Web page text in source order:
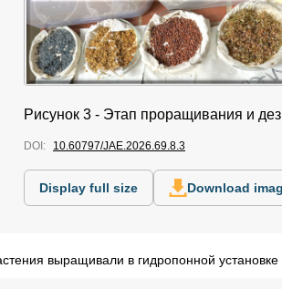
Рисунок 3 - Этап проращивания и
DOI: 10.60797/JAE.2026.69.8.3
Display full size Download
выращивали в гидропонной